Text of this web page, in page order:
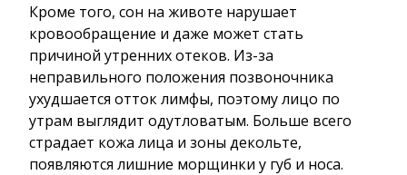
Кроме того, сон на животе нарушает
кровообращение и даже может стать
причиной утренних отеков. Из-за
неправильного положения позвоночника
ухудшается отток лимфы, поэтому лицо по
утрам выглядит одутловатым. Больше всего
страдает кожа лица и зоны декольте,
появляются лишние морщинки у губ и носа.